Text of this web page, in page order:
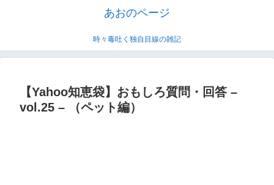
あおのページ
時々毒吐く独自目線の雑記
【Yahoo知恵袋】おもしろ質問・回答 –
vol.25 – （ペット編）